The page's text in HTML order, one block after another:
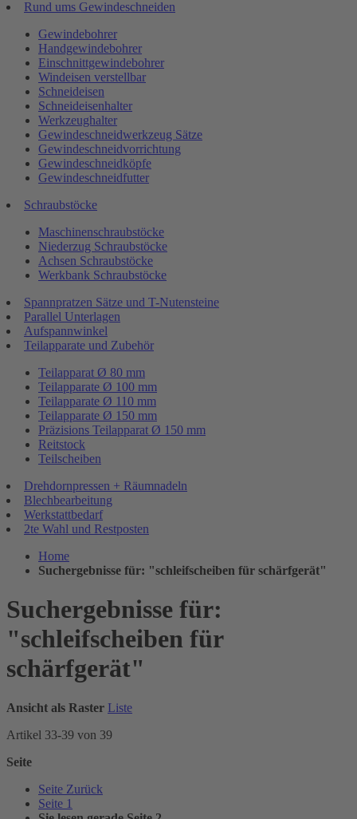
Rund ums Gewindeschneiden
Gewindebohrer
Handgewindebohrer
Einschnittgewindebohrer
Windeisen verstellbar
Schneideisen
Schneideisenhalter
Werkzeughalter
Gewindeschneidwerkzeug Sätze
Gewindeschneidvorrichtung
Gewindeschneidköpfe
Gewindeschneidfutter
Schraubstöcke
Maschinenschraubstöcke
Niederzug Schraubstöcke
Achsen Schraubstöcke
Werkbank Schraubstöcke
Spannpratzen Sätze und T-Nutensteine
Parallel Unterlagen
Aufspannwinkel
Teilapparate und Zubehör
Teilapparat Ø 80 mm
Teilapparate Ø 100 mm
Teilapparate Ø 110 mm
Teilapparate Ø 150 mm
Präzisions Teilapparat Ø 150 mm
Reitstock
Teilscheiben
Drehdornpressen + Räumnadeln
Blechbearbeitung
Werkstattbedarf
2te Wahl und Restposten
Home
Suchergebnisse für: "schleifscheiben für schärfgerät"
Suchergebnisse für:
"schleifscheiben für
schärfgerät"
Ansicht als Raster Liste
Artikel 33-39 von 39
Seite
Seite Zurück
Seite 1